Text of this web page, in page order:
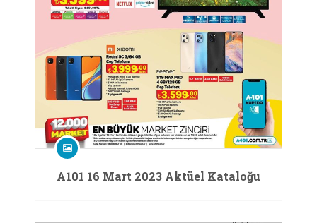
A101 16 Mart 2023 Aktüel Kataloğu